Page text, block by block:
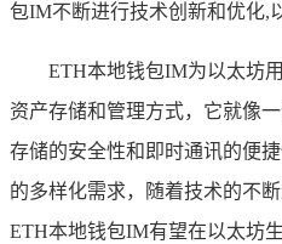
包IM不断进行技术创新和优化,
ETH本地钱包IM为以太坊
资产存储和管理方式，它就像
存储的安全性和即时通讯的便
的多样化需求，随着技术的不
ETH本地钱包IM有望在以太坊